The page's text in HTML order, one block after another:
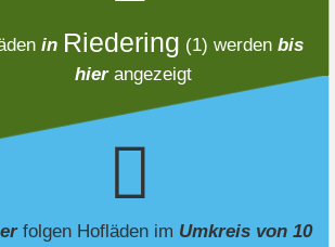
in Riedering (1) werden bis
hierangezeigt
folgen Hofläden im Umkreis von 10